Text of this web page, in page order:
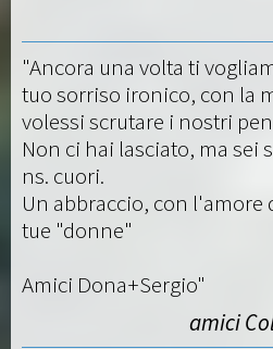
"Ancora una volta ti
tuo sorriso ironico, con la
volessi scrutare i nostri
Non ci hai lasciato, ma sei
ns. cuori.
Un abbraccio, con l'amore
tue "donne"
Amici Dona+Sergio"
amici